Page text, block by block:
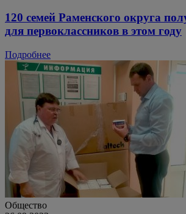
120 семей Раменского округа
для первоклассников в этом году
Подробнее
Общество